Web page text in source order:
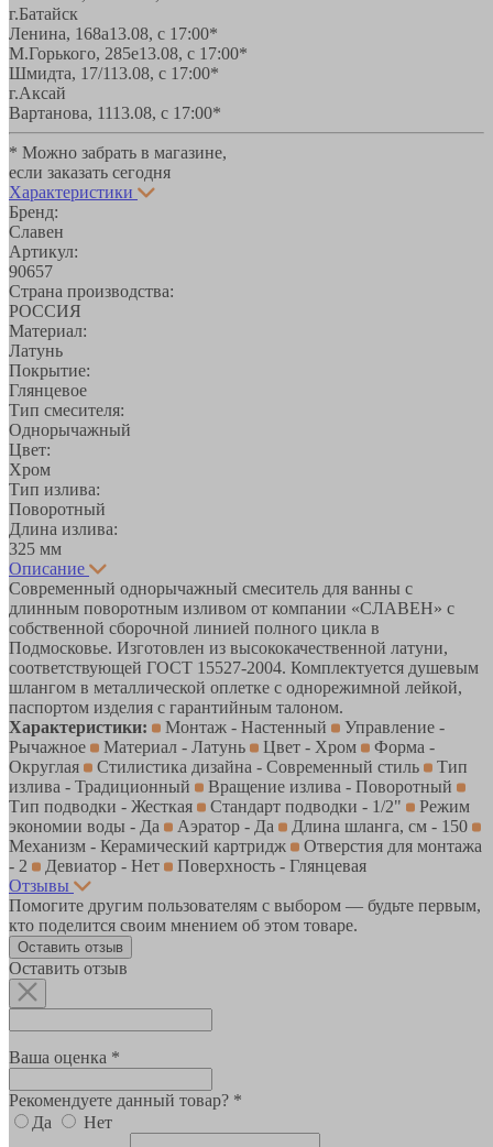
г.Батайск
Ленина, 168а13.08, с 17:00*
М.Горького, 285е13.08, с 17:00*
Шмидта, 17/113.08, с 17:00*
г.Аксай
Вартанова, 1113.08, с 17:00*
* Можно забрать в магазине,
если заказать сегодня
Характеристики
Бренд:
Славен
Артикул:
90657
Страна производства:
РОССИЯ
Материал:
Латунь
Покрытие:
Глянцевое
Тип смесителя:
Однорычажный
Цвет:
Хром
Тип излива:
Поворотный
Длина излива:
325 мм
Описание
Современный однорычажный смеситель для ванны с
длинным поворотным изливом от компании «СЛАВЕН» c
собственной сборочной линией полного цикла в
Подмосковье. Изготовлен из высококачественной латуни,
соответствующей ГОСТ 15527-2004. Комплектуется душевым
шлангом в металлической оплетке с однорежимной лейкой,
паспортом изделия с гарантийным талоном.
Характеристики:
Монтаж - Настенный
Управление -
Рычажное
Материал - Латунь Цвет - Хром
Форма -
Округлая
Стилистика дизайна - Современный стиль
Тип
излива - Традиционный
Вращение излива - Поворотный
Тип подводки - Жесткая
Стандарт подводки - 1/2"
Режим
экономии воды - Да
Аэратор - Да
Длина шланга, см - 150
Механизм - Керамический картридж
Отверстия для монтажа
- 2
Девиатор - Нет
Поверхность - Глянцевая
Отзывы
Помогите другим пользователям с выбором — будьте первым,
кто поделится своим мнением об этом товаре.
Оставить отзыв
Оставить отзыв
Ваша оценка *
Рекомендуете данный товар? *
Да
Нет